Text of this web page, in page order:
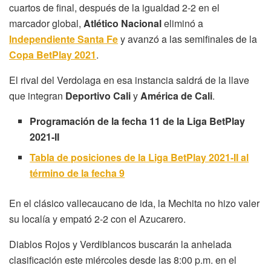
cuartos de final, después de la igualdad 2-2 en el
marcador global, Atlético Nacionaleliminó a
Independiente Santa Fey avanzó a las semifinales de la
Copa BetPlay 2021.
El rival del Verdolaga en esa instancia saldrá de la llave
que integran Deportivo CaliyAmérica de Cali.
Programación de la fecha 11 de la Liga BetPlay
2021-II
Tabla de posiciones de la Liga BetPlay 2021-II al
término de la fecha 9
En el clásico vallecaucano de ida, la Mechita no hizo valer
su localía y empató 2-2 con el Azucarero.
Diablos Rojos y Verdiblancos buscarán la anhelada
clasificación este miércoles desde las 8:00 p.m. en el